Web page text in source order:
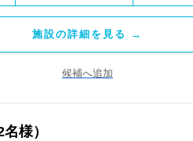
施設の詳細を見る →
候補へ追加
様）